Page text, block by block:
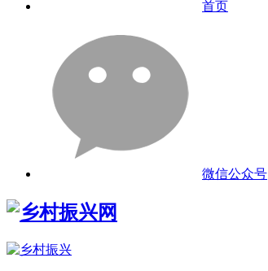
首页
微信公众号